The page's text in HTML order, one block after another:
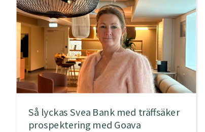
Så lyckas Svea Bank med träffsäker
prospektering med Goava